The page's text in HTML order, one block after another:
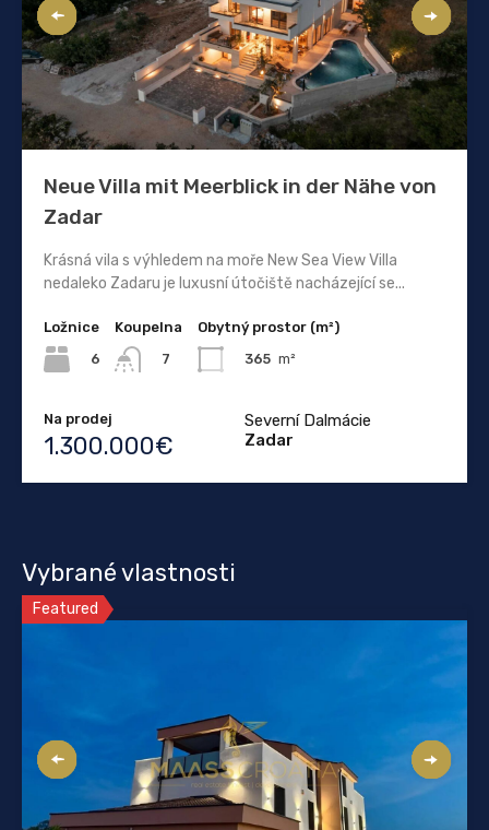
Neue Villa mit Meerblick in der Nähe von
Zadar
Krásná vila s výhledem na moře New Sea View Villa
nedaleko Zadaru je luxusní útočiště nacházející se...
Ložnice
6
Koupelna
7
Obytný prostor (m²)
365 m²
Na prodej
1.300.000€
Severní Dalmácie
Zadar
Vybrané vlastnosti
Featured